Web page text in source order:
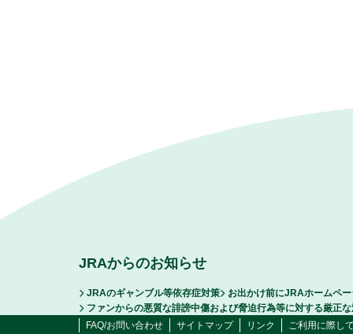
JRAからのお知らせ
JRAのギャンブル等依存症対策
お出かけ前にJRAホームペ
ファンからの悪質な誹謗中傷および脅迫行為等に対する厳正
FAQ/お問い合わせ
サイトマップ リンク ご利用に際し